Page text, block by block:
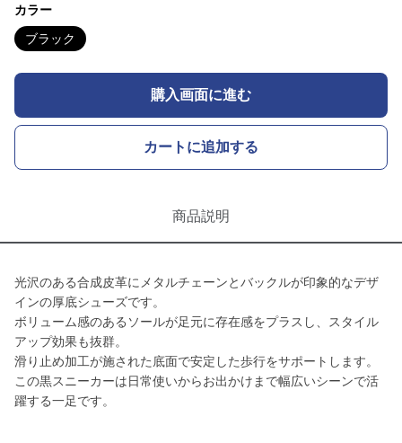
カラー
ブラック
購入画面に進む
カートに追加する
商品説明
光沢のある合成皮革にメタルチェーンとバックルが印象的なデザ
インの厚底シューズです。
ボリューム感のあるソールが足元に存在感をプラスし、スタイル
アップ効果も抜群。
滑り止め加工が施された底面で安定した歩行をサポートします。
この黒スニーカーは日常使いからお出かけまで幅広いシーンで活
躍する一足です。